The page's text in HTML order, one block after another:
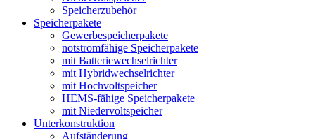
Speicherzubehör
Speicherpakete
Gewerbespeicherpakete
notstromfähige Speicherpakete
mit Batteriewechselrichter
mit Hybridwechselrichter
mit Hochvoltspeicher
HEMS-fähige Speicherpakete
mit Niedervoltspeicher
Unterkonstruktion
Aufständerung